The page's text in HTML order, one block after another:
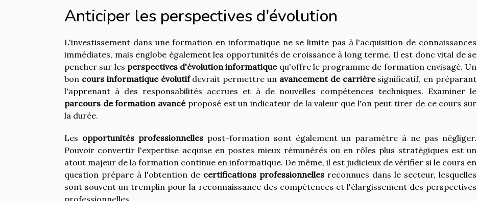
Anticiper les perspectives d'évolution
L'investissement dans une formation en informatique ne se limite pas à l'acquisition de connaissances
immédiates, mais englobe également les opportunités de croissance à long terme. Il est donc vital de se
pencher sur les perspectives d'évolution informatiquequ'offre le programme de formation envisagé. Un
bon cours informatique évolutifdevrait permettre un avancement de carrièresignificatif, en préparant
l'apprenant à des responsabilités accrues et à de nouvelles compétences techniques. Examiner le
parcours de formation avancéproposé est un indicateur de la valeur que l'on peut tirer de ce cours sur
la durée.
Les opportunités professionnellespost-formation sont également un paramètre à ne pas négliger.
Pouvoir convertir l'expertise acquise en postes mieux rémunérés ou en rôles plus stratégiques est un
atout majeur de la formation continue en informatique. De même, il est judicieux de vérifier si le cours en
question prépare à l'obtention de certifications professionnelles reconnues dans le secteur, lesquelles
sont souvent un tremplin pour la reconnaissance des compétences et l'élargissement des perspectives
professionnelles.